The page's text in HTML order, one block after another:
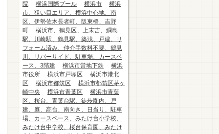
院
横浜国際プール 横浜市
横浜
市、狙い目エリア、横浜中心地、南
区、伊勢佐木長者町、阪東橋、吉野
町
横浜市、鶴見区、上末吉、綱島
駅、川崎駅、鶴見駅、築浅、戸建、リ
フォーム済み、仲介手数料不要、鶴見
川、リバーサイド、駐車場、カースペ
ース、3階建
横浜市営地下鉄
横浜
市役所
横浜市戸塚区
横浜市港北
区
横浜市都筑区
横浜市都筑区茅ヶ
崎中央
横浜市青葉区
横浜市青葉
区、桜台、青葉台駅、徒歩圏内、戸
建、庭、高台、南向き、日当り、駐車
場、カースペース、みたけ台小学校、
みたけ台中学校、桜台保育園、みたけ